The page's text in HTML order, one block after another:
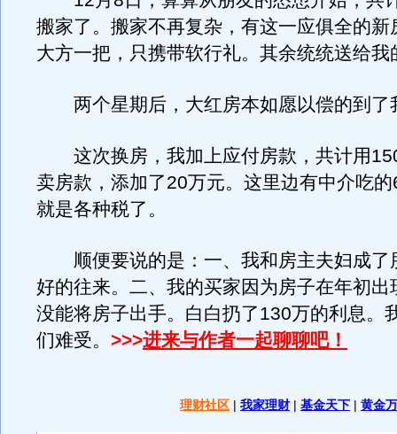
搬家了。搬家不再复杂，有这一应俱全的新
大方一把，只携带软行礼。其余统统送给我
两个星期后，大红房本如愿以偿的到了
这次换房，我加上应付房款，共计用
卖房款，添加了20万元。这里边有中介吃
就是各种税了。
顺便要说的是：一、我和房主夫妇成了
好的往来。二、我的买家因为房子在年初出
没能将房子出手。白白扔了130万的利息。
们难受。 >>>进来与作者一起聊聊吧！
理财社区 | 我家理财 | 基金天下 | 黄金